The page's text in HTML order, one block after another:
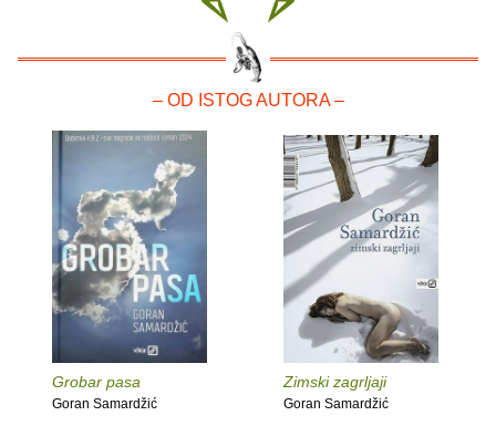
– OD ISTOG AUTORA –
Grobar pasa
Goran Samardžić
Zimski zagrljaji
Goran Samardžić